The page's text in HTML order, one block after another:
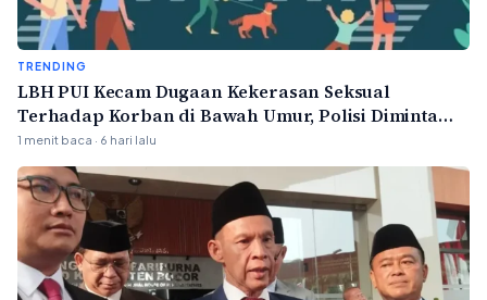
TRENDING
LBH PUI Kecam Dugaan Kekerasan Seksual
Terhadap Korban di Bawah Umur, Polisi Diminta
Bertindak Profesional
1 menit baca · 6 hari lalu